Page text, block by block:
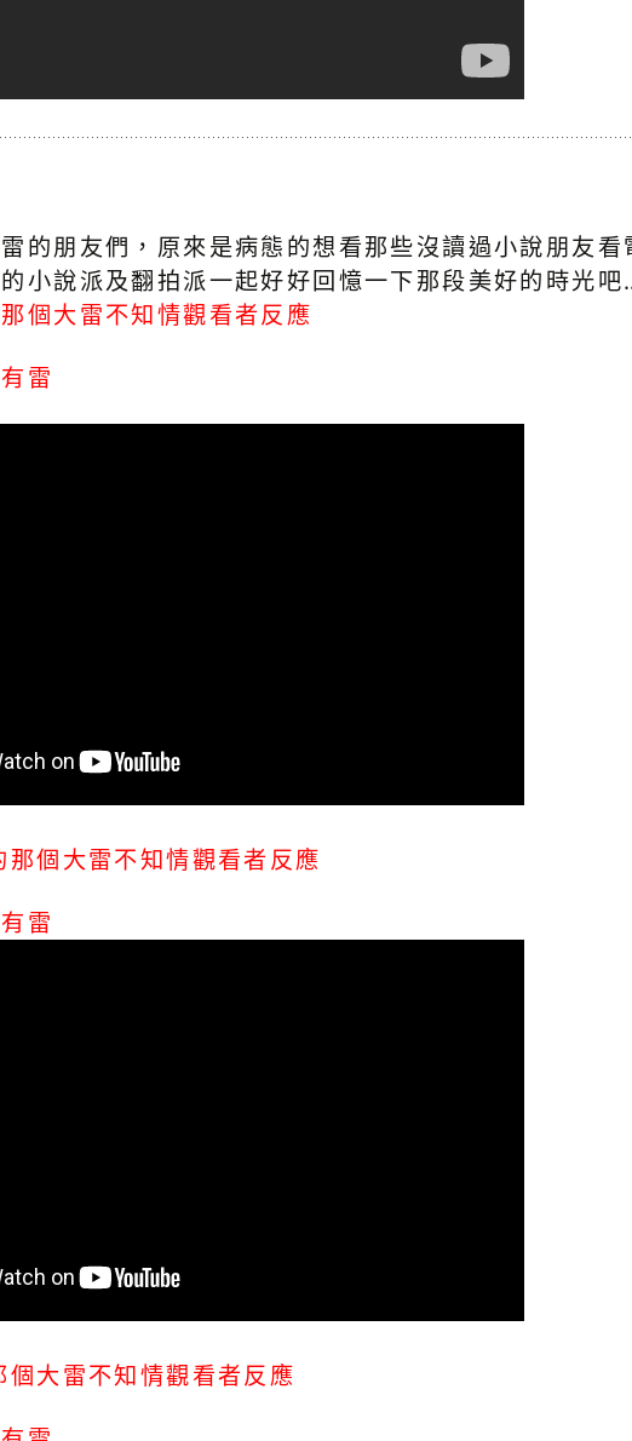
的朋友們，原來是病態的想看那些沒讀過小說朋友
小說派及翻拍派一起好好回憶一下那段美好的時光
個大雷不知情觀看者反應
雷
那個大雷不知情觀看者反應
雷
個大雷不知情觀看者反應